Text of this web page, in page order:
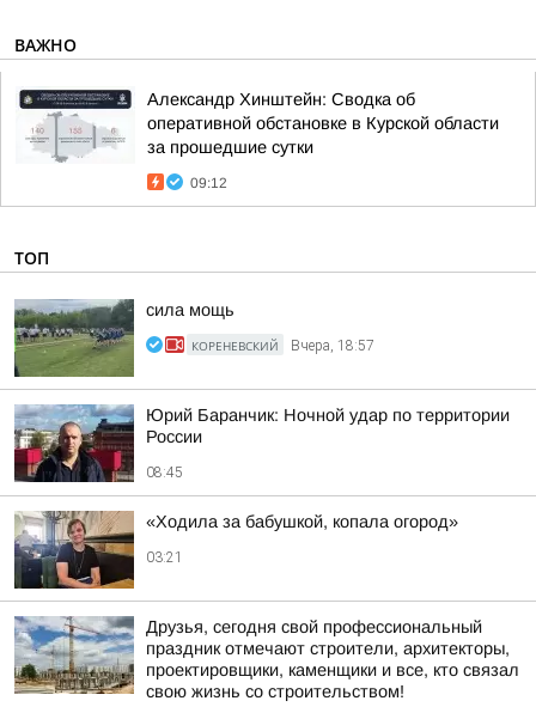
ВАЖНО
Александр Хинштейн: Сводка об
оперативной обстановке в Курской области
за прошедшие сутки
09:12
ТОП
сила мощь
КОРЕНЕВСКИЙ Вчера, 18:57
Юрий Баранчик: Ночной удар по территории
России
08:45
«Ходила за бабушкой, копала огород»
03:21
Друзья, сегодня свой профессиональный
праздник отмечают строители, архитекторы,
проектировщики, каменщики и все, кто связал
свою жизнь со строительством!